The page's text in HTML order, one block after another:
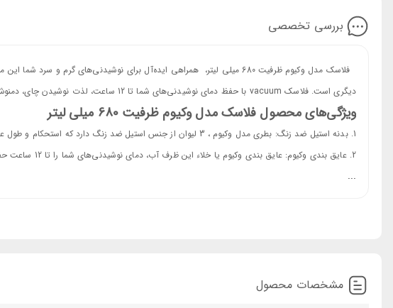
بررسی تخصصی
فلاسک مدل وکیوم ظرفیت 680 میلی لیتر، همراهی ایده‌آل برای نوشیدنی‌های
دیگری است. فلاسک vacuum با حفظ دمای نوشیدنی‌های شما تا 12 ساعت، لذت نوشیدن چای، دمنوش، قهوه گرم یا آبمیوه‌ای خنک را در هر زمان و مکانی برای شما فراهم می‌کند.
ویژگی‌های محصول فلاسک مدل وکیوم ظرفیت 680 میلی لیتر
بدنه استیل ضد زنگ: بطری مدل وکیوم ، 3 لیوان از جنس استیل ضد زنگ دارد که استحکام و طول عمر بالایی دارند.
عایق بندی وکیوم: عایق بندی وکیوم یا خلاء این ظرف آب، دمای نوشیدنی‌های شما را تا 12 ساعت حفظ می‌کند.
هدیه: بطری Vacuum دارای کیف مقوایی است که آن را مناسب هدیه می‌کند.
...
مشخصات محصول